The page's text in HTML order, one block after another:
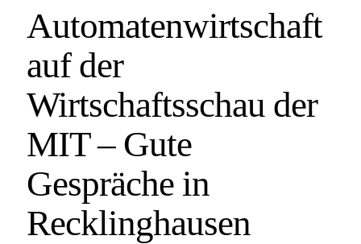
Automatenwirtschaft
auf der
Wirtschaftsschau der
MIT – Gute
Gespräche in
Recklinghausen